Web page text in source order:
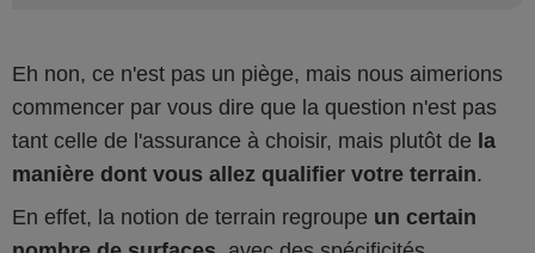
Eh non, ce n'est pas un piège, mais nous aimerions
commencer par vous dire que la question n'est pas
tant celle de l'assurance à choisir, mais plutôt de la
manière dont vous allez qualifier votre terrain.
En effet, la notion de terrain regroupe un certain